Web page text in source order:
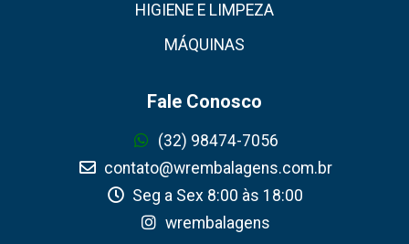
HIGIENE E LIMPEZA
MÁQUINAS
Fale Conosco
(32) 98474-7056
contato@wrembalagens.com.br
Seg a Sex 8:00 às 18:00
wrembalagens